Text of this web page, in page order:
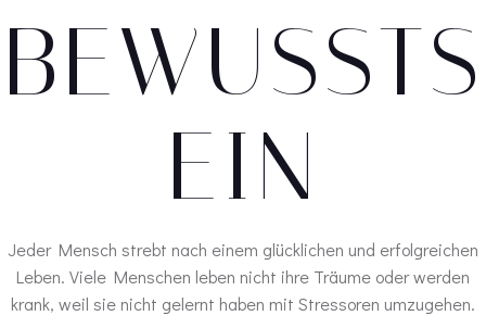
BEWUSSTS
EIN
Jeder Mensch strebt nach einem glücklichen und erfolgreichen
Leben. Viele Menschen leben nicht ihre Träume oder werden
krank, weil sie nicht gelernt haben mit Stressoren umzugehen.